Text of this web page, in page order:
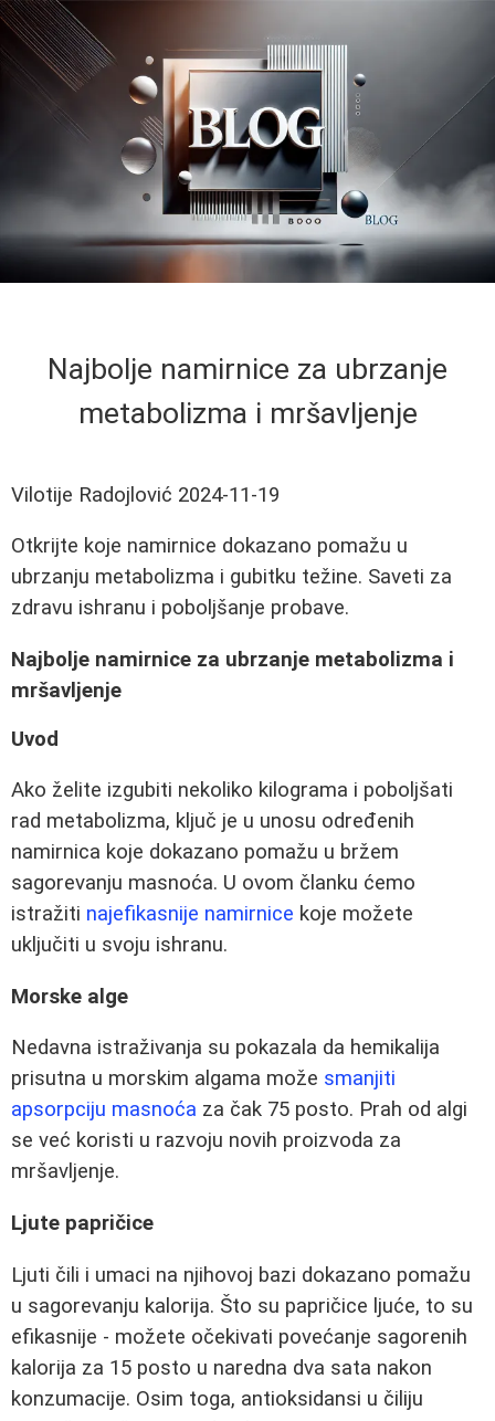
Najbolje namirnice za ubrzanje
metabolizma i mršavljenje
Vilotije Radojlović 2024-11-19
Otkrijte koje namirnice dokazano pomažu u
ubrzanju metabolizma i gubitku težine. Saveti za
zdravu ishranu i poboljšanje probave.
Najbolje namirnice za ubrzanje metabolizma i
mršavljenje
Uvod
Ako želite izgubiti nekoliko kilograma i poboljšati
rad metabolizma, ključ je u unosu određenih
namirnica koje dokazano pomažu u bržem
sagorevanju masnoća. U ovom članku ćemo
istražiti najefikasnije namirnice koje možete
uključiti u svoju ishranu.
Morske alge
Nedavna istraživanja su pokazala da hemikalija
prisutna u morskim algama može smanjiti
apsorpciju masnoća za čak 75 posto. Prah od algi
se već koristi u razvoju novih proizvoda za
mršavljenje.
Ljute papričice
Ljuti čili i umaci na njihovoj bazi dokazano pomažu
u sagorevanju kalorija. Što su papričice ljuće, to su
efikasnije - možete očekivati povećanje sagorenih
kalorija za 15 posto u naredna dva sata nakon
konzumacije. Osim toga, antioksidansi u čiliju